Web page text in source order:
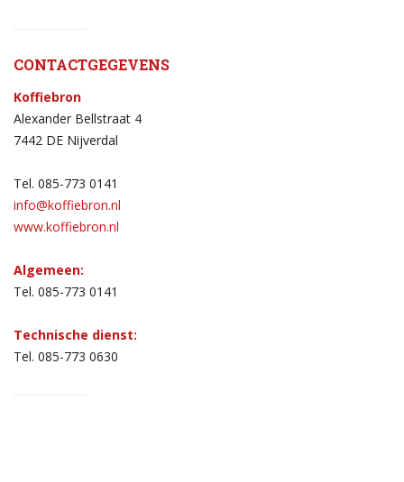
CONTACTGEGEVENS
Koffiebron
Alexander Bellstraat 4
7442 DE Nijverdal
Tel. 085-773 0141
info@koffiebron.nl
www.koffiebron.nl
Algemeen:
Tel. 085-773 0141
Technische dienst:
Tel. 085-773 0630